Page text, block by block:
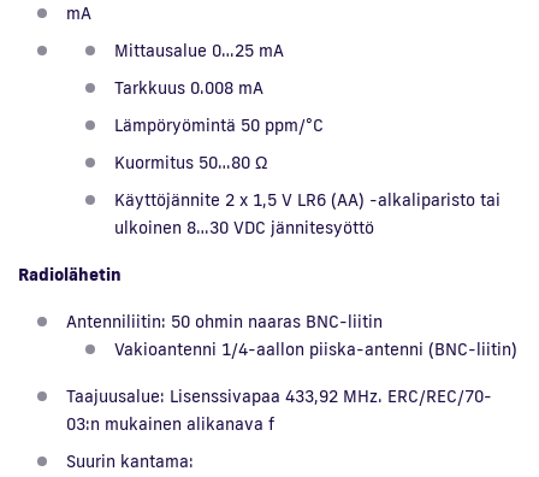
mA
Mittausalue 0…25 mA
Tarkkuus 0.008 mA
Lämpöryömintä 50 ppm/°C
Kuormitus 50…80 Ω
Käyttöjännite 2 x 1,5 V LR6 (AA) -alkaliparisto tai
ulkoinen 8…30 VDC jännitesyöttö
Radiolähetin
Antenniliitin: 50 ohmin naaras BNC-liitin
Vakioantenni 1/4-aallon piiska-antenni (BNC-liitin)
Taajuusalue: Lisenssivapaa 433,92 MHz. ERC/REC/70-
03:n mukainen alikanava f
Suurin kantama: